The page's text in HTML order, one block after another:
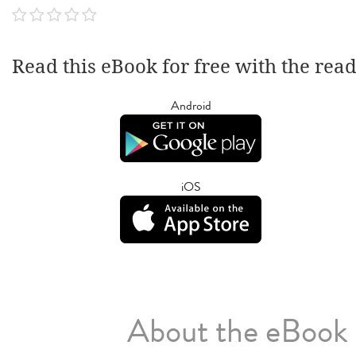
Read this eBook for free with the
Android
iOS
About the eBook